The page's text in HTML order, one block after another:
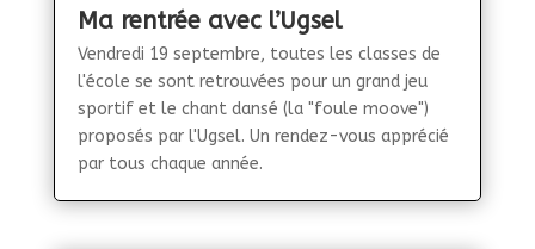
Ma rentrée avec l’Ugsel
Vendredi 19 septembre, toutes les classes de
l'école se sont retrouvées pour un grand jeu
sportif et le chant dansé (la "foule moove")
proposés par l'Ugsel. Un rendez-vous apprécié
par tous chaque année.